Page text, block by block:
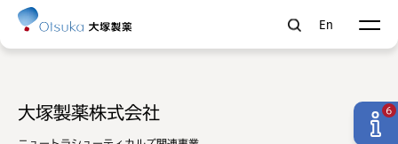
En
大塚製薬株式会社 6